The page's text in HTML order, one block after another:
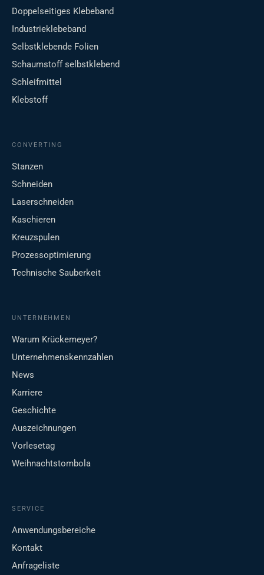
Doppelseitiges Klebeband
Industrieklebeband
Selbstklebende Folien
Schaumstoff selbstklebend
Schleifmittel
Klebstoff
CONVERTING
Stanzen
Schneiden
Laserschneiden
Kaschieren
Kreuzspulen
Prozessoptimierung
Technische Sauberkeit
UNTERNEHMEN
Warum Krückemeyer?
Unternehmenskennzahlen
News
Karriere
Geschichte
Auszeichnungen
Vorlesetag
Weihnachtstombola
SERVICE
Anwendungsbereiche
Kontakt
Anfrageliste